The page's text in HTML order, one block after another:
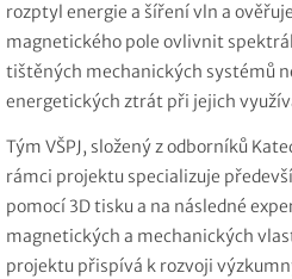
rozptyl energie a šíření vln a
magnetického pole ovlivnit
tištěných mechanických systémů
energetických ztrát při jejich
Tým VŠPJ, složený z odborníků
rámci projektu specializuje
pomocí 3D tisku a na následné
magnetických a mechanických
projektu přispívá k rozvoji